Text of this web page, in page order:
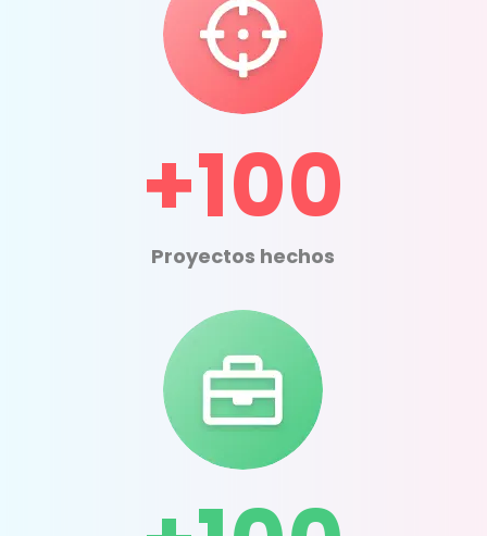
+100
Proyectos hechos